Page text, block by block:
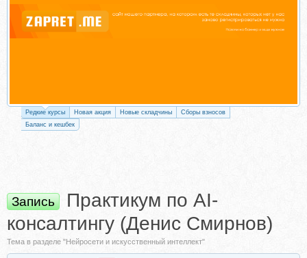
Редкие курсы Новая акция Новые складчины
Сборы взносов
Баланс и кешбек
Запись
Практикум по AI-
консалтингу (Денис Смирнов)
Тема в разделе "Нейросети и искусственный интеллект"